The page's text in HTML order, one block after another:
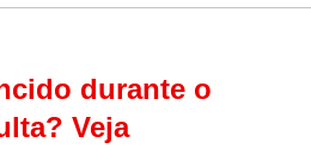
durante o
Veja